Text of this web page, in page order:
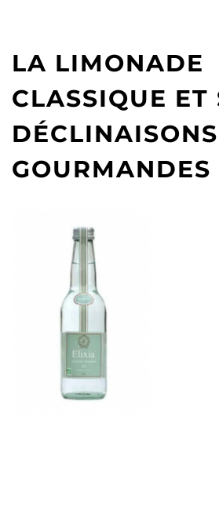
LA LIMONADE
CLASSIQUE ET
DÉCLINAISONS
GOURMANDES